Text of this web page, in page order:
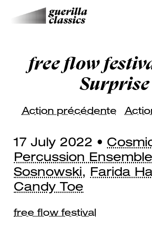
free flow
Surprise
Action précédente
17 July 2022 •
Percussion Ensemble
Sosnowski, Farida
Candy Toe
free flow festival